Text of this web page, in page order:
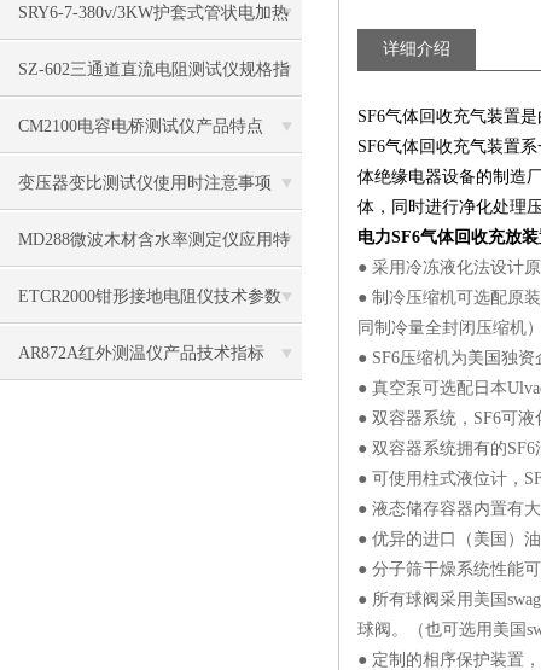
及适用范围
SRY6-7-380v/3KW护套式管状电加热
器规格参数
​SZ-602三通道直流电阻测试仪规格指
标
CM2100电容电桥测试仪产品特点
变压器变比测试仪使用时注意事项
MD288微波木材含水率测定仪应用特
点
ETCR2000钳形接地电阻仪技术参数
AR872A红外测温仪产品技术指标
详细介绍
SF6气体回收充气装置
SF6气体回收充气装置
体绝缘电器设备的制造
体，同时进行净化处理
电力SF6气体回收充放
● 采用冷冻液化法设计
● 制冷压缩机可选配原
同制冷量全封闭压缩机
● SF6压缩机为美国独
● 真空泵可选配日本
● 双容器系统，SF6可
● 双容器系统拥有的
● 可使用柱式液位计，
● 液态储存容器内置有
● 优异的进口（美国）
● 分子筛干燥系统性能
● 所有球阀采用美国
球阀。（也可选用美国
● 定制的相序保护装置